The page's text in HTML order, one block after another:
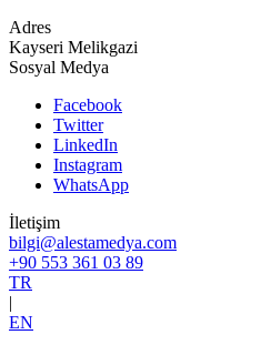
Adres
Kayseri Melikgazi
Sosyal Medya
Facebook
Twitter
LinkedIn
Instagram
WhatsApp
İletişim
bilgi@alestamedya.com
+90 553 361 03 89
TR
|
EN